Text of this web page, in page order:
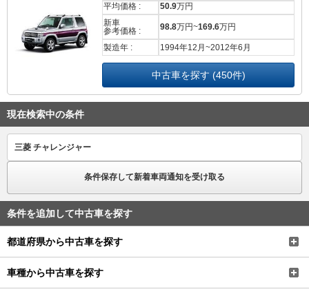
平均価格 : 50.9万円
新車
参考価格 :
98.8万円~169.6万円
製造年 : 1994年12月~2012年6月
中古車を探す (450件)
現在検索中の条件
三菱 チャレンジャー
条件保存して新着車両通知を受け取る
条件を追加して中古車を探す
都道府県から中古車を探す
車種から中古車を探す